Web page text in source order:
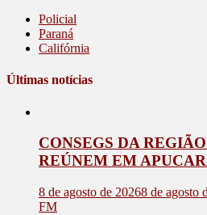
Policial
Paraná
Califórnia
Últimas notícias
CONSEGS DA
REÚNEM EM
8 de agosto de 20268 de agosto
FM